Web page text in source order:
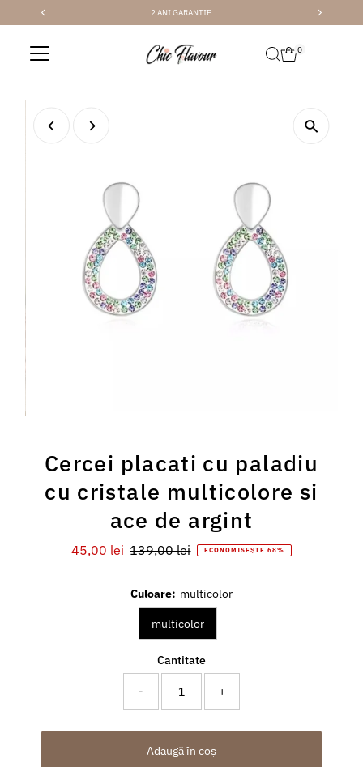
Sari la conținut 2 ANI GARANTIE
0
Cercei placati cu paladiu
cu cristale multicolore si
ace de argint
Preț
redus
45,00 lei Preț
întreg
139,00 lei ECONOMISEȘTE 68%
Culoare: multicolor
multicolor
Cantitate
- +
Adaugă în coș